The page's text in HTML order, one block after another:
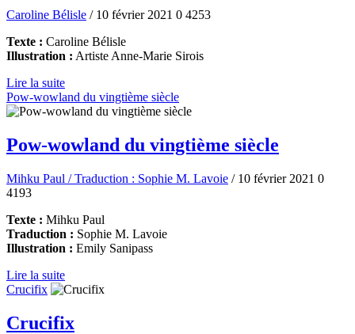
Caroline Bélisle / 10 février 2021 0 4253
Texte : Caroline Bélisle
Illustration : Artiste Anne-Marie Sirois
Lire la suite
Pow-wowland du vingtième siècle
Pow-wowland du vingtième siècle
Mihku Paul / Traduction : Sophie M. Lavoie / 10 février 2021 0
4193
Texte : Mihku Paul
Traduction : Sophie M. Lavoie
Illustration : Emily Sanipass
Lire la suite
Crucifix
Crucifix